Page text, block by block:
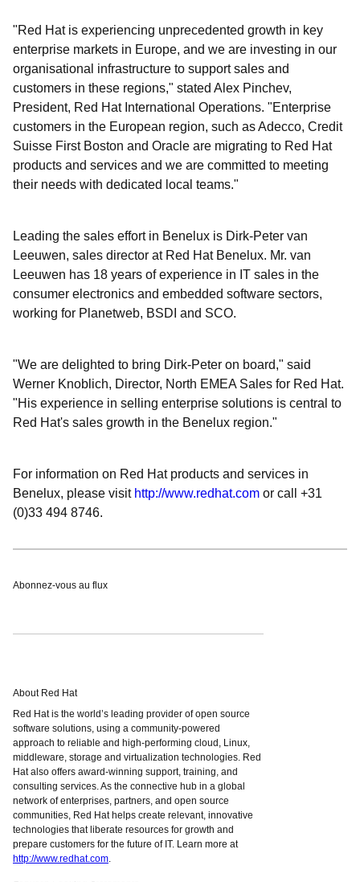
"Red Hat is experiencing unprecedented growth in key
enterprise markets in Europe, and we are investing in our
organisational infrastructure to support sales and
customers in these regions," stated Alex Pinchev,
President, Red Hat International Operations. "Enterprise
customers in the European region, such as Adecco, Credit
Suisse First Boston and Oracle are migrating to Red Hat
products and services and we are committed to meeting
their needs with dedicated local teams."
Leading the sales effort in Benelux is Dirk-Peter van
Leeuwen, sales director at Red Hat Benelux. Mr. van
Leeuwen has 18 years of experience in IT sales in the
consumer electronics and embedded software sectors,
working for Planetweb, BSDI and SCO.
"We are delighted to bring Dirk-Peter on board," said
Werner Knoblich, Director, North EMEA Sales for Red Hat.
"His experience in selling enterprise solutions is central to
Red Hat's sales growth in the Benelux region."
For information on Red Hat products and services in
Benelux, please visit http://www.redhat.com or call +31
(0)33 494 8746.
Abonnez-vous au flux
About Red Hat
Red Hat is the world’s leading provider of open source
software solutions, using a community-powered
approach to reliable and high-performing cloud, Linux,
middleware, storage and virtualization technologies. Red
Hat also offers award-winning support, training, and
consulting services. As the connective hub in a global
network of enterprises, partners, and open source
communities, Red Hat helps create relevant, innovative
technologies that liberate resources for growth and
prepare customers for the future of IT. Learn more at
http://www.redhat.com.